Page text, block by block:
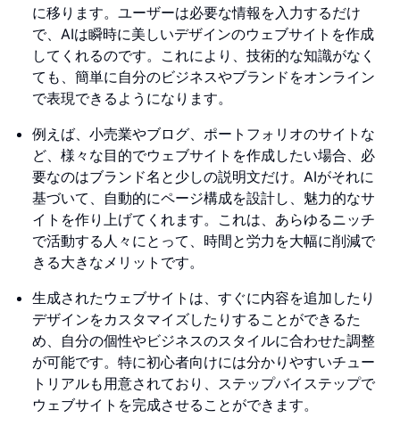
に移ります。ユーザーは必要な情報を入力するだけ
で、AIは瞬時に美しいデザインのウェブサイトを作成
してくれるのです。これにより、技術的な知識がなく
ても、簡単に自分のビジネスやブランドをオンライン
で表現できるようになります。
例えば、小売業やブログ、ポートフォリオのサイトな
ど、様々な目的でウェブサイトを作成したい場合、必
要なのはブランド名と少しの説明文だけ。AIがそれに
基づいて、自動的にページ構成を設計し、魅力的なサ
イトを作り上げてくれます。これは、あらゆるニッチ
で活動する人々にとって、時間と労力を大幅に削減で
きる大きなメリットです。
生成されたウェブサイトは、すぐに内容を追加したり
デザインをカスタマイズしたりすることができるた
め、自分の個性やビジネスのスタイルに合わせた調整
が可能です。特に初心者向けには分かりやすいチュー
トリアルも用意されており、ステップバイステップで
ウェブサイトを完成させることができます。